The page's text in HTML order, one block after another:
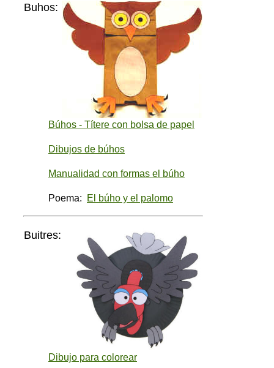
Buhos:
Búhos - Títere con bolsa de papel
Dibujos de búhos
Manualidad con formas el búho
Poema: El búho y el palomo
Buitres:
Dibujo para colorear